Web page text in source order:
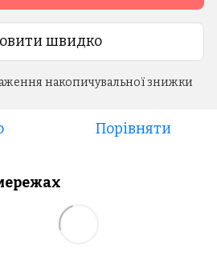
швидко
накопичувальної знижки
Порівняти